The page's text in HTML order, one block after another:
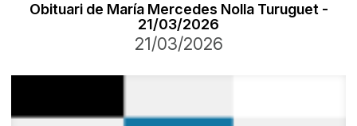
Obituari de María Mercedes Nolla Turuguet -
21/03/2026
21/03/2026